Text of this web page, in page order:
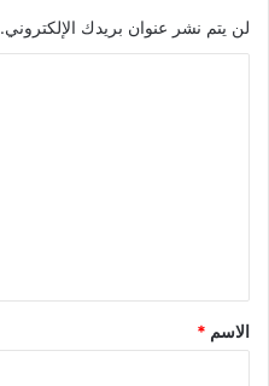
لن يتم نشر عنوان بريدك الإلكتروني.
*
الاسم *